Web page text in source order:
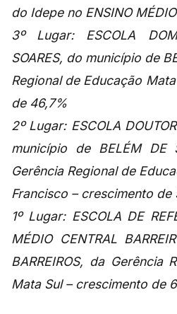
do Idepe no ENSINO MÉDIO
3º Lugar: ESCOLA
SOARES, do município de
Regional de Educação
de 46,7%
2º Lugar: ESCOLA
município de BELÉM DE
Gerência Regional de
Francisco – crescimento de
1º Lugar: ESCOLA DE
MÉDIO CENTRAL
BARREIROS, da Gerência
Mata Sul – crescimento de